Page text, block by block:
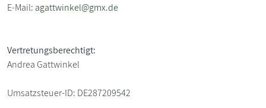
E-Mail: agattwinkel@gmx.de
Vertretungsberechtigt:
Andrea Gattwinkel
Umsatzsteuer-ID: DE287209542